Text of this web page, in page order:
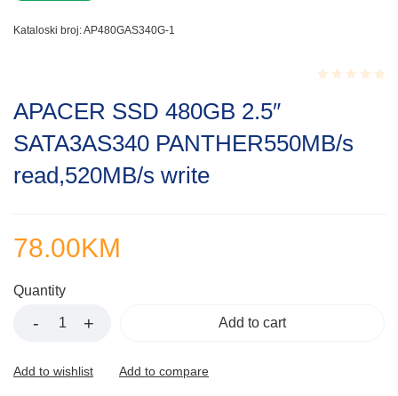
Kataloski broj:AP480GAS340G-1
of
5
APACER SSD 480GB 2.5″
SATA3AS340 PANTHER550MB/s
read,520MB/s write
78.00KM
Quantity
Add to cart